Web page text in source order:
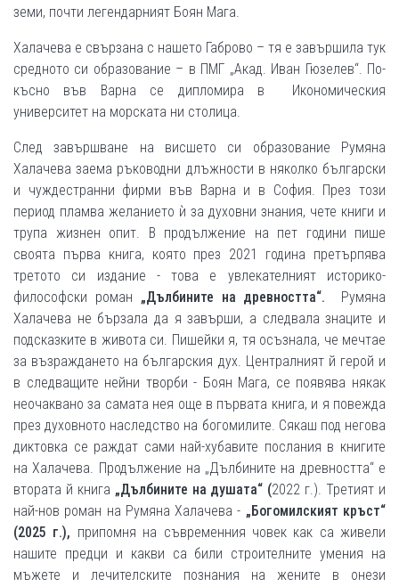
земи, почти легендарният Боян Мага.
Халачева е свързана с нашето Габрово – тя е завършила тук
средното си образование – в ПМГ „Акад. Иван Гюзелев“. По-
късно във Варна се дипломира в Икономическия
университет на морската ни столица.
След завършване на висшето си образование Румяна
Халачева заема ръководни длъжности в няколко български
и чуждестранни фирми във Варна и в София. През този
период пламва желанието ѝ за духовни знания, чете книги и
трупа жизнен опит. В продължение на пет години пише
своята първа книга, която през 2021 година претърпява
третото си издание - това е увлекателният историко-
философски роман „Дълбините на древността“.
Румяна
Халачева не бързала да я завърши, а следвала знаците и
подсказките в живота си. Пишейки я, тя осъзнала, че мечтае
за възраждането на българския дух. Централният й герой и
в следващите нейни творби - Боян Мага, се появява някак
неочаквано за самата нея още в първата книга, и я повежда
през духовното наследство на богомилите. Сякаш под негова
диктовка се раждат сами най-хубавите послания в книгите
на Халачева. Продължение на „Дълбините на древността“ е
втората й книга „Дълбините на душата“ (2022 г.). Третият и
най-нов роман на Румяна Халачева - „Богомилският кръст“
(2025 г.), припомня на съвременния човек как са живели
нашите предци и какви са били строителните умения на
мъжете и лечителските познания на жените в онези